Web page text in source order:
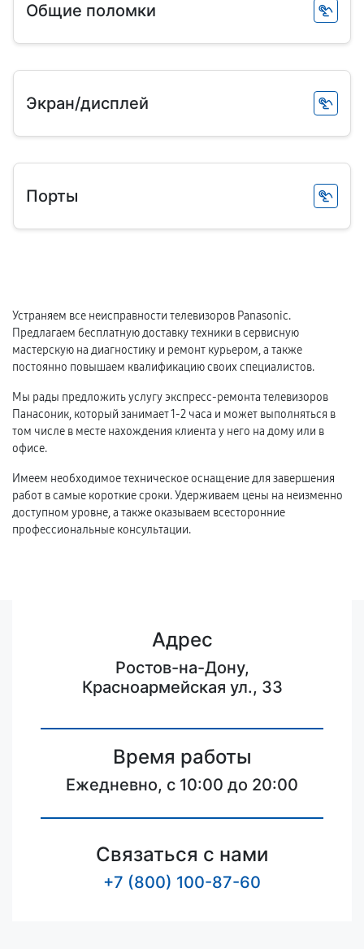
Общие поломки
Экран/дисплей
Порты
Устраняем все неисправности телевизоров Panasonic.
Предлагаем бесплатную доставку техники в сервисную
мастерскую на диагностику и ремонт курьером, а также
постоянно повышаем квалификацию своих специалистов.
Мы рады предложить услугу экспресс-ремонта телевизоров
Панасоник, который занимает 1-2 часа и может выполняться в
том числе в месте нахождения клиента у него на дому или в
офисе.
Имеем необходимое техническое оснащение для завершения
работ в самые короткие сроки. Удерживаем цены на неизменно
доступном уровне, а также оказываем всесторонние
профессиональные консультации.
Адрес
Ростов-на-Дону,
Красноармейская ул., 33
Время работы
Ежедневно, с 10:00 до 20:00
Связаться с нами
+7 (800) 100-87-60